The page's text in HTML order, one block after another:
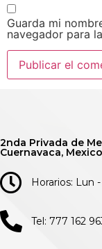
Guarda mi
navegador para
2nda Privada de
Cuernavaca, Mexico
Horarios: Lun
Tel: 777 162